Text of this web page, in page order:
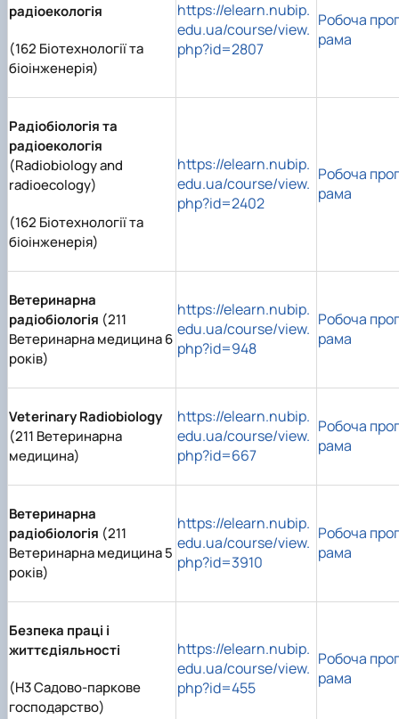
радіоекологія
(162 Біотехнології та
біоінженерія)
https://elearn.nubip.
edu.ua/course/view.
php?id=2807
Робоча прог
рама
Радіобіологія та
радіоекологія
(Radiobiology and
radioecology)
(162 Біотехнології та
біоінженерія)
https://elearn.nubip.
edu.ua/course/view.
php?id=2402
Робоча прог
рама
Ветеринарна
радіобіологія (211
Ветеринарна медицина 6
років)
https://elearn.nubip.
edu.ua/course/view.
php?id=948
Робоча прог
рама
Veterinary Radiobiology
(211 Ветеринарна
медицина)
https://elearn.nubip.
edu.ua/course/view.
php?id=667
Робоча прог
рама
Ветеринарна
радіобіологія (211
Ветеринарна медицина 5
років)
https://elearn.nubip.
edu.ua/course/view.
php?id=3910
Робоча прог
рама
Безпека праці і
життєдіяльності
(H3 Садово-паркове
господарство)
https://elearn.nubip.
edu.ua/course/view.
php?id=455
Робоча прог
рама